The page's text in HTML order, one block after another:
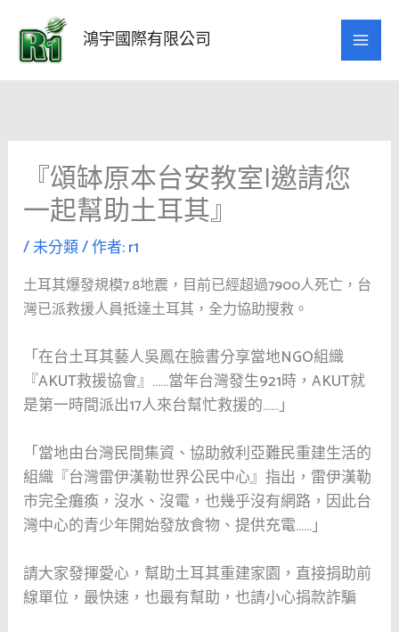
要
鴻宇國際有限公司
『頌缽原本台安教室|邀請您
一起幫助土耳其』
/未分類/ 作者:r1
土耳其爆發規模7.8地震，目前已經超過7900人死亡，台
灣已派救援人員抵達土耳其，全力協助搜救。
「在台土耳其藝人吳鳳在臉書分享當地NGO組織
『AKUT救援協會』……當年台灣發生921時，AKUT就
是第一時間派出17人來台幫忙救援的……」
「當地由台灣民間集資、協助敘利亞難民重建生活的
組織『台灣雷伊漢勒世界公民中心』指出，雷伊漢勒
市完全癱瘓，沒水、沒電，也幾乎沒有網路，因此台
灣中心的青少年開始發放食物、提供充電……」
請大家發揮愛心，幫助土耳其重建家園，直接捐助前
線單位，最快速，也最有幫助，也請小心捐款詐騙